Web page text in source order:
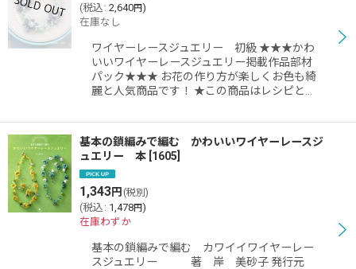
(税込 : 2,640円)
在庫なし
ワイヤーレースジュエリー 初級 ★★★かわ
いいワイヤーレースジュエリー掲載作品部材
パック★★★ お花の作り方が楽しくお色も綺
麗と人気商品です！ ★この商品はレシピと…
基本の鎖編みで編む かわいいワイヤーレースジ
ュエリー 本 1605
1,343円 (税別)
(税込 : 1,478円)
在庫わずか
基本の鎖編みで編む カワイイワイヤーレー
スジュエリー 著 岸 美砂子 発行元